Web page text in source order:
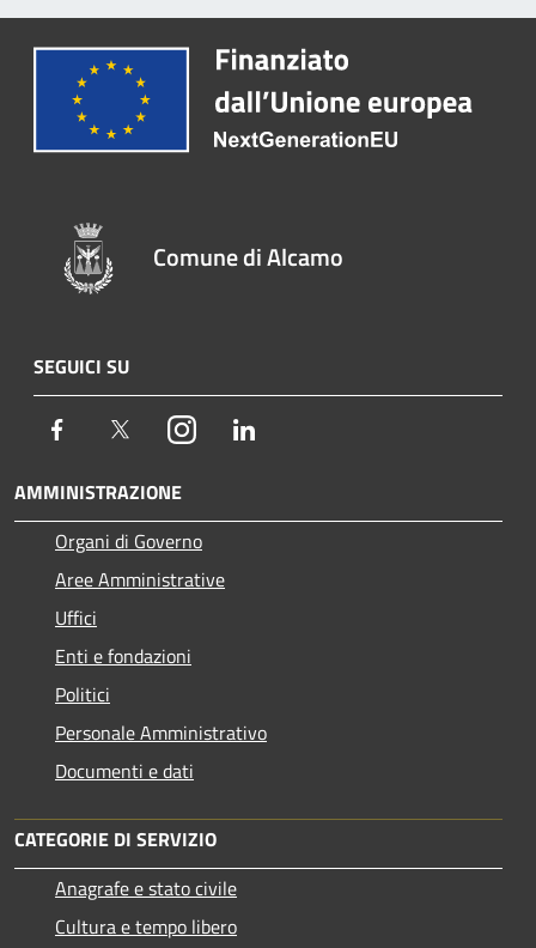
Comune di Alcamo
SEGUICI SU
Facebook TwitterInstagram
AMMINISTRAZIONE
Organi di Governo
Aree Amministrative
Uffici
Enti e fondazioni
Politici
Personale Amministrativo
Documenti e dati
CATEGORIE DI SERVIZIO
Anagrafe e stato civile
Cultura e tempo libero